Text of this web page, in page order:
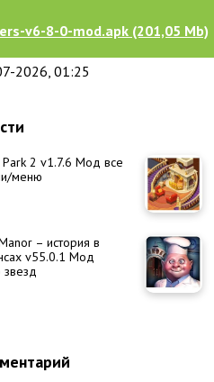
v6-8-0-mod.apk (201,05 Mb)
2026, 01:25
Park 2 v1.7.6 Мод все
меню
– история в
v55.0.1 Мод
звезд